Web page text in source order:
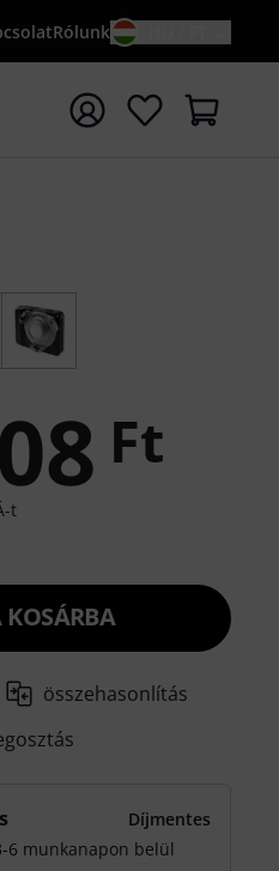
Rólunk
Ft
t
KOSÁRBA
összehasonlítás
Díjmentes
6 munkanapon belül